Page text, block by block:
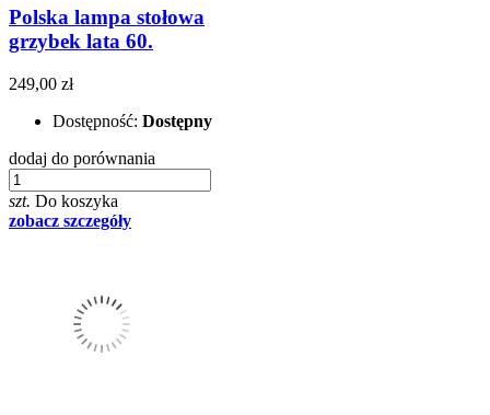
Polska lampa stołowa
grzybek lata 60.
249,00 zł
Dostępność: Dostępny
dodaj do porównania
szt. Do koszyka
zobacz szczegóły